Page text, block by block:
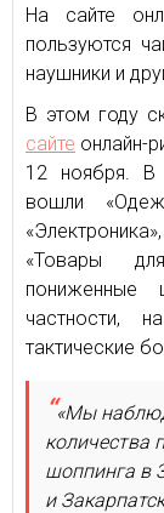
На сайте
пользуются
наушники и
В этом году
сайте онлайн-
12 ноября. В
вошли
«Товары
частности,
тактические
«Мы
количества
шоппинга в
и